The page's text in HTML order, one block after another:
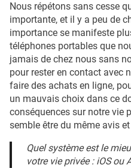
Nous répétons sans cesse
importante, et il y a peu de
importance se manifeste
téléphones portables que
jamais de chez nous sans
pour rester en contact avec
faire des achats en ligne,
un mauvais choix dans ce
conséquences sur notre vie
semble être du même avis
Quel système est le
votre vie privée : iOS ou